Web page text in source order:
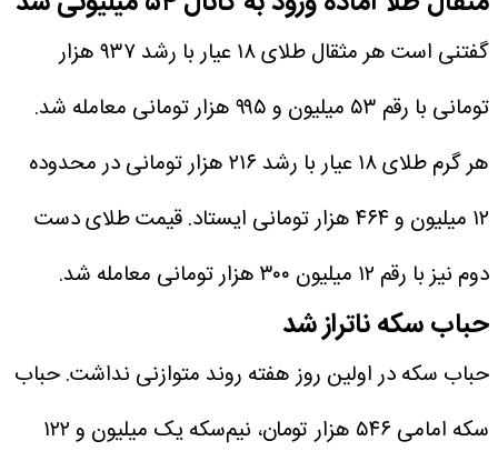
گفتنی است هر مثقال طلای ۱۸ عیار با رشد ۹۳۷ هزار
تومانی با رقم ۵۳ میلیون و ۹۹۵ هزار تومانی معامله شد.
هر گرم طلای ۱۸ عیار با رشد ۲۱۶ هزار تومانی در محدوده
۱۲ میلیون و ۴۶۴ هزار تومانی ایستاد. قیمت طلای دست
دوم نیز با رقم ۱۲ میلیون ۳۰۰ هزار تومانی معامله شد.
حباب سکه ناتراز شد
حباب سکه در اولین روز هفته روند متوازنی نداشت. حباب
سکه امامی ۵۴۶ هزار تومان، نیم‌سکه یک میلیون و ۱۲۲